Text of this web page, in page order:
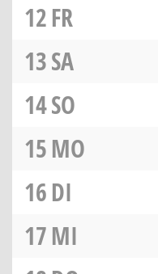
12FR
13SA
14SO
15MO
16DI
17MI